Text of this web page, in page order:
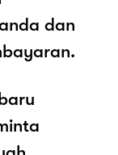
dan